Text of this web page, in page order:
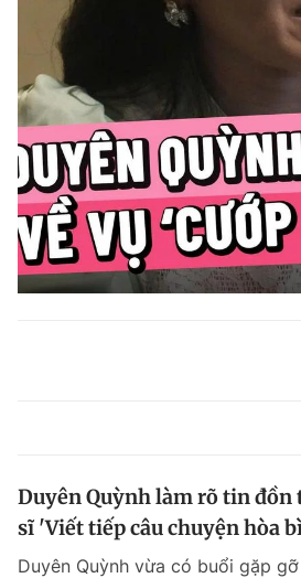
Duyên Quỳnh làm rõ tin đồn
sĩ 'Viết tiếp câu chuyện hòa
Duyên Quỳnh vừa có buổi gặp